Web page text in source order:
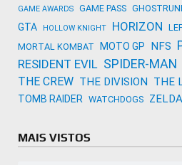
GAME AWARDS GAME PASS
GTA HOLLOW KNIGHT HORIZON
MORTAL KOMBAT MOTO GP NFS
RESIDENT EVIL SPIDER-MAN
THE CREW THE DIVISION THE
TOMB RAIDER WATCHDOGS ZELDA
MAIS VISTOS